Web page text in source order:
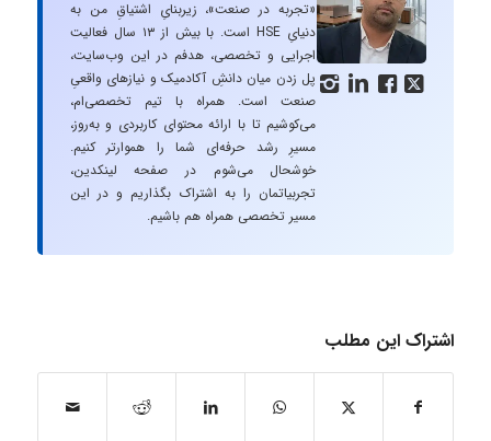
   
«تجربه در صنعت»، زیربنایِ اشتیاقِ من به
دنیایِ HSE است. با بیش از ۱۳ سال فعالیت
اجرایی و تخصصی، هدفم در این وب‌سایت،
پل زدن میان دانشِ آکادمیک و نیازهای واقعیِ
صنعت است. همراه با تیم تخصصی‌ام،
می‌کوشیم تا با ارائه محتوای کاربردی و به‌روز،
مسیرِ رشد حرفه‌ای شما را هموارتر کنیم.
خوشحال می‌شوم در صفحه لینکدین،
تجربیاتمان را به اشتراک بگذاریم و در این
مسیر تخصصی همراه هم باشیم.
اشتراک این مطلب